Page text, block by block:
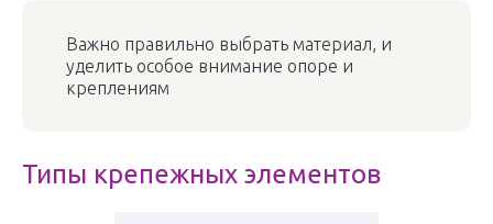
Важно правильно выбрать материал, и
уделить особое внимание опоре и
креплениям
Типы крепежных элементов